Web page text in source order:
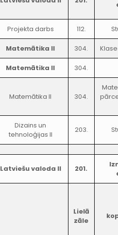
Projekta darbs 112.
Matemātika II 304.
Matemātika II 304.
Matemātika II 304.
Dizains un
tehnoloģijas II
203.
Latviešu valoda II 201.
Lielā
zāle